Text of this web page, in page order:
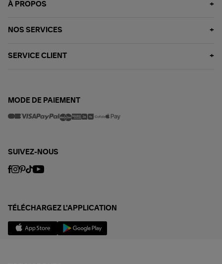
À PROPOS
NOS SERVICES
SERVICE CLIENT
MODE DE PAIEMENT
SUIVEZ-NOUS
TÉLÉCHARGEZ L'APPLICATION